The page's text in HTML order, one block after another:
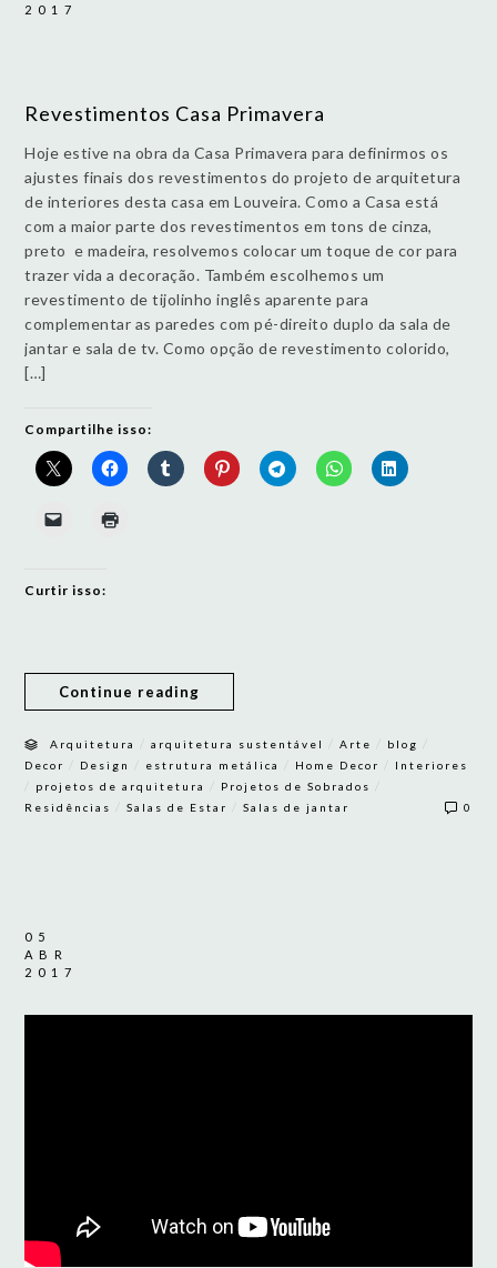
2017
Revestimentos Casa Primavera
Hoje estive na obra da Casa Primavera para definirmos os
ajustes finais dos revestimentos do projeto de arquitetura
de interiores desta casa em Louveira. Como a Casa está
com a maior parte dos revestimentos em tons de cinza,
preto e madeira, resolvemos colocar um toque de cor para
trazer vida a decoração. Também escolhemos um
revestimento de tijolinho inglês aparente para
complementar as paredes com pé-direito duplo da sala de
jantar e sala de tv. Como opção de revestimento colorido,
[…]
Compartilhe isso:
Curtir isso:
Continue reading
Arquitetura /arquitetura sustentável /Arte blog
Decor Design estrutura metálica Home Decor Interiores
projetos de arquitetura Projetos de Sobrados
Residências /Salas de Estar /Salas de jantar 0
05
ABR
2017